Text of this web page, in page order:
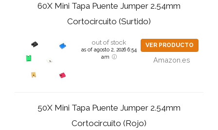
60X Mini Tapa Puente Jumper 2.54mm
Cortocircuito (Surtido)
out of stock
as of agosto 2, 2026 6:54
am
VER PRODUCTO
Amazon.es
50X Mini Tapa Puente Jumper 2.54mm
Cortocircuito (Rojo)